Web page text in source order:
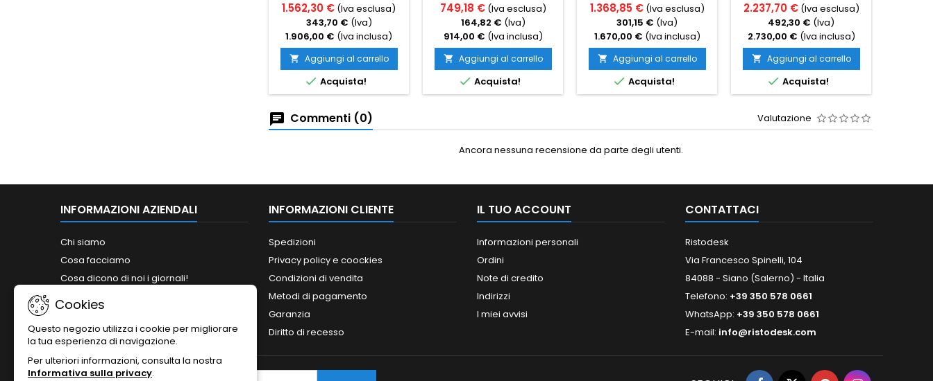
1.562,30 € (Iva esclusa)
343,70 € (Iva)
1.906,00 € (Iva inclusa)
 Aggiungi al carrello
 Acquista!
749,18 € (Iva esclusa)
164,82 € (Iva)
914,00 € (Iva inclusa)
 Aggiungi al carrello
 Acquista!
1.368,85 € (Iva esclusa)
301,15 € (Iva)
1.670,00 € (Iva inclusa)
 Aggiungi al carrello
 Acquista!
2.237,70 € (Iva esclusa)
492,30 € (Iva)
2.730,00 € (Iva inclusa)
 Aggiungi al carrello
 Acquista!
Commenti (0) Valutazione
Ancora nessuna recensione da parte degli utenti.
INFORMAZIONI AZIENDALI
Chi siamo
Cosa facciamo
Cosa dicono di noi i giornali!
Contattaci
INFORMAZIONI CLIENTE
Spedizioni
Privacy policy e coockies
Condizioni di vendita
Metodi di pagamento
Garanzia
Diritto di recesso
IL TUO ACCOUNT
Informazioni personali
Ordini
Note di credito
Indirizzi
I miei avvisi
CONTATTACI
Ristodesk
Via Francesco Spinelli, 104
84088 - Siano (Salerno) - Italia
Telefono: +39 350 578 0661
WhatsApp: +39 350 578 0661
E-mail: info@ristodesk.com
Cookies
Questo negozio utilizza i cookie per migliorare
la tua esperienza di navigazione.
Per ulteriori informazioni, consulta la nostra
Informativa sulla privacy.